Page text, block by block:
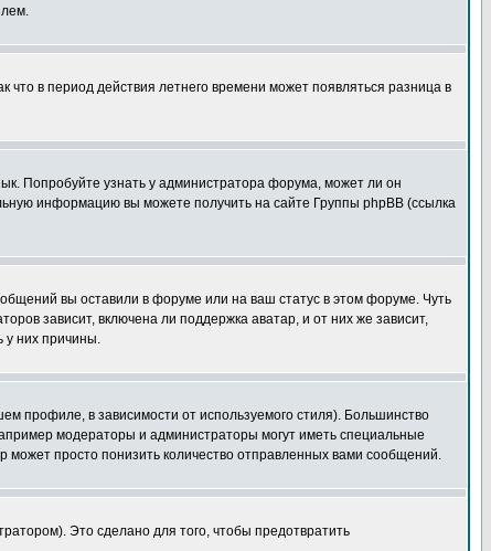
в период действия летнего времени может появляться разница в
Попробуйте узнать у администратора форума, может ли он
информацию вы можете получить на сайте Группы phpBB (ссылка
вы оставили в форуме или на ваш статус в этом форуме. Чуть
зависит, включена ли поддержка аватар, и от них же зависит,
у них причины.
профиле, в зависимости от используемого стиля). Большинство
модераторы и администраторы могут иметь специальные
просто понизить количество отправленных вами сообщений.
Это сделано для того, чтобы предотвратить